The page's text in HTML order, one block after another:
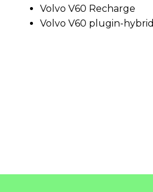
Volvo V60 Recharge
Volvo V60 plugin-hybrid